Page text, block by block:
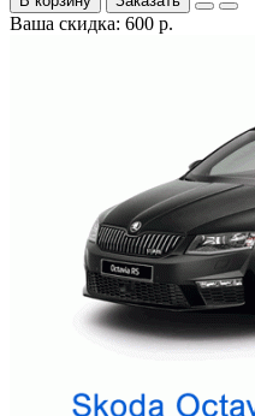
Ваша скидка: 600 р.